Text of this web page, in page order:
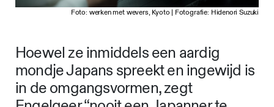
Foto: werken met wevers, Kyoto | Fotografie: Hidenori Suzuki
Hoewel ze inmiddels een aardig
mondje Japans spreekt en ingewijd is
in de omgangsvormen, zegt